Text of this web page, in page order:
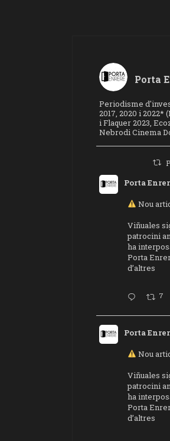
Porta
Periodisme
2017, 2020 i 2022*
i Flaquer 2023,
Nebrodi Cinema
Porta
Nou
Viñuales
patrocini
ha
Porta
d’altres
7
Porta
Nou
Viñuales
patrocini
ha
Porta
d’altres